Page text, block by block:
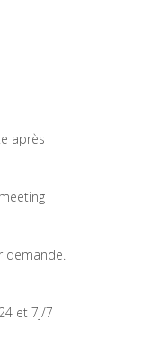
après
demande.
et 7j/7